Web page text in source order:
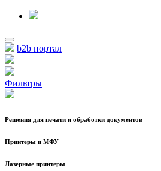
b2b портал
Фильтры
Решения для печати и обработки документов
Принтеры и МФУ
Лазерные принтеры